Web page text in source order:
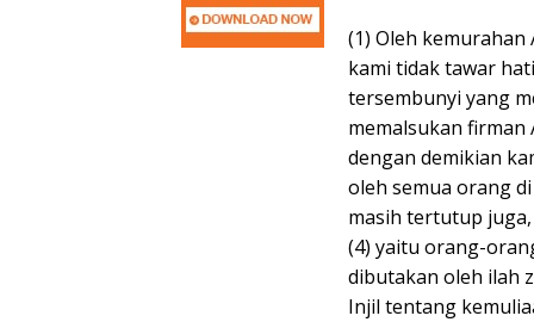
(1) Oleh
kami tidak tawar
tersembunyi yang
memalsukan firman
dengan demikian
oleh semua orang
masih tertutup
(4) yaitu orang-
dibutakan oleh ilah
Injil tentang